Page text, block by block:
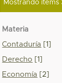
Mostrando ítems
Materia
Contaduría [1]
Derecho [1]
Economía [2]